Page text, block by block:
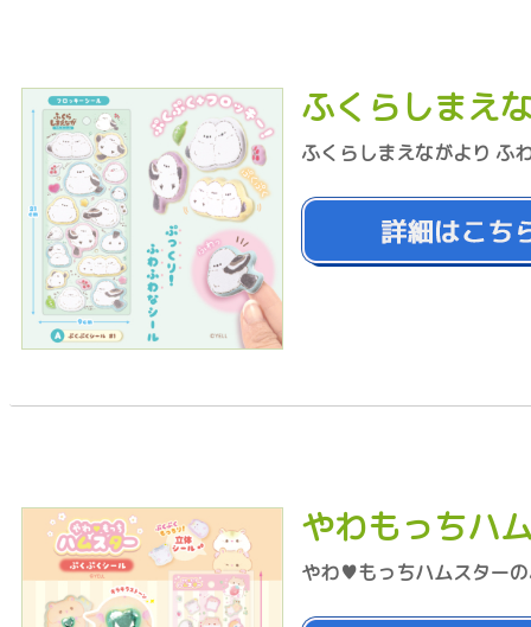
ふくらしまえ
ふくらしまえながより ふ
やわもっちハ
やわ♥もっちハムスター